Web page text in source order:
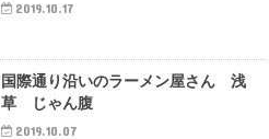
2019.10.17
国際通り沿いのラーメン屋さん 浅
草 じゃん腹
2019.10.07